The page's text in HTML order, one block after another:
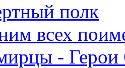
полк
всех
- Герои